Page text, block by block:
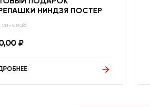
НИНДЗЯ ПОСТЕР
синема8
₽